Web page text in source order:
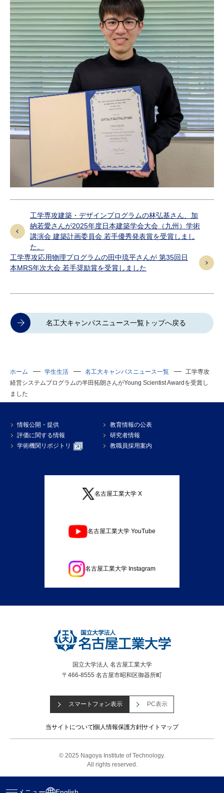
工学専攻建築・デザインプログラムの林弘基さん、加
納若愛さんが2025年度日本建築学会大会（九州）学術
講演会 建築計画委員会 若手優秀発表賞を受賞しまし
た。
工学専攻応用物理プログラムの田中琉平さんが 第35回日
本MRS年次大会 若手奨励賞を受賞しました
名工大キャンパスニュース一覧トップへ戻る
ホーム 学生生活 名工大キャンパスニュース一覧
工学専攻
経営システムプログラムの半田拓朗さんがYoung Scientist Awardを受賞し
ました
情報公開・提供
教育情報の公表
評価に関する情報
研究者情報
学術機関リポジトリ
教職員採用案内
名古屋工業大学 X
名古屋工業大学 YouTube
名古屋工業大学 Instagram
国立大学法人 名古屋工業大学
〒466-8555 名古屋市昭和区御器所町
スマートフォン表示 PC表示
当サイトについて個人情報保護方針サイトマップ
© 2025 Nagoya Institute of Technology.
All rights reserved.